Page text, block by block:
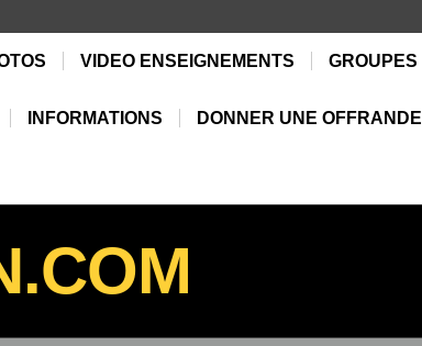
VIDEO ENSEIGNEMENTS GROUPES
INFORMATIONS DONNER UNE OFFRANDE